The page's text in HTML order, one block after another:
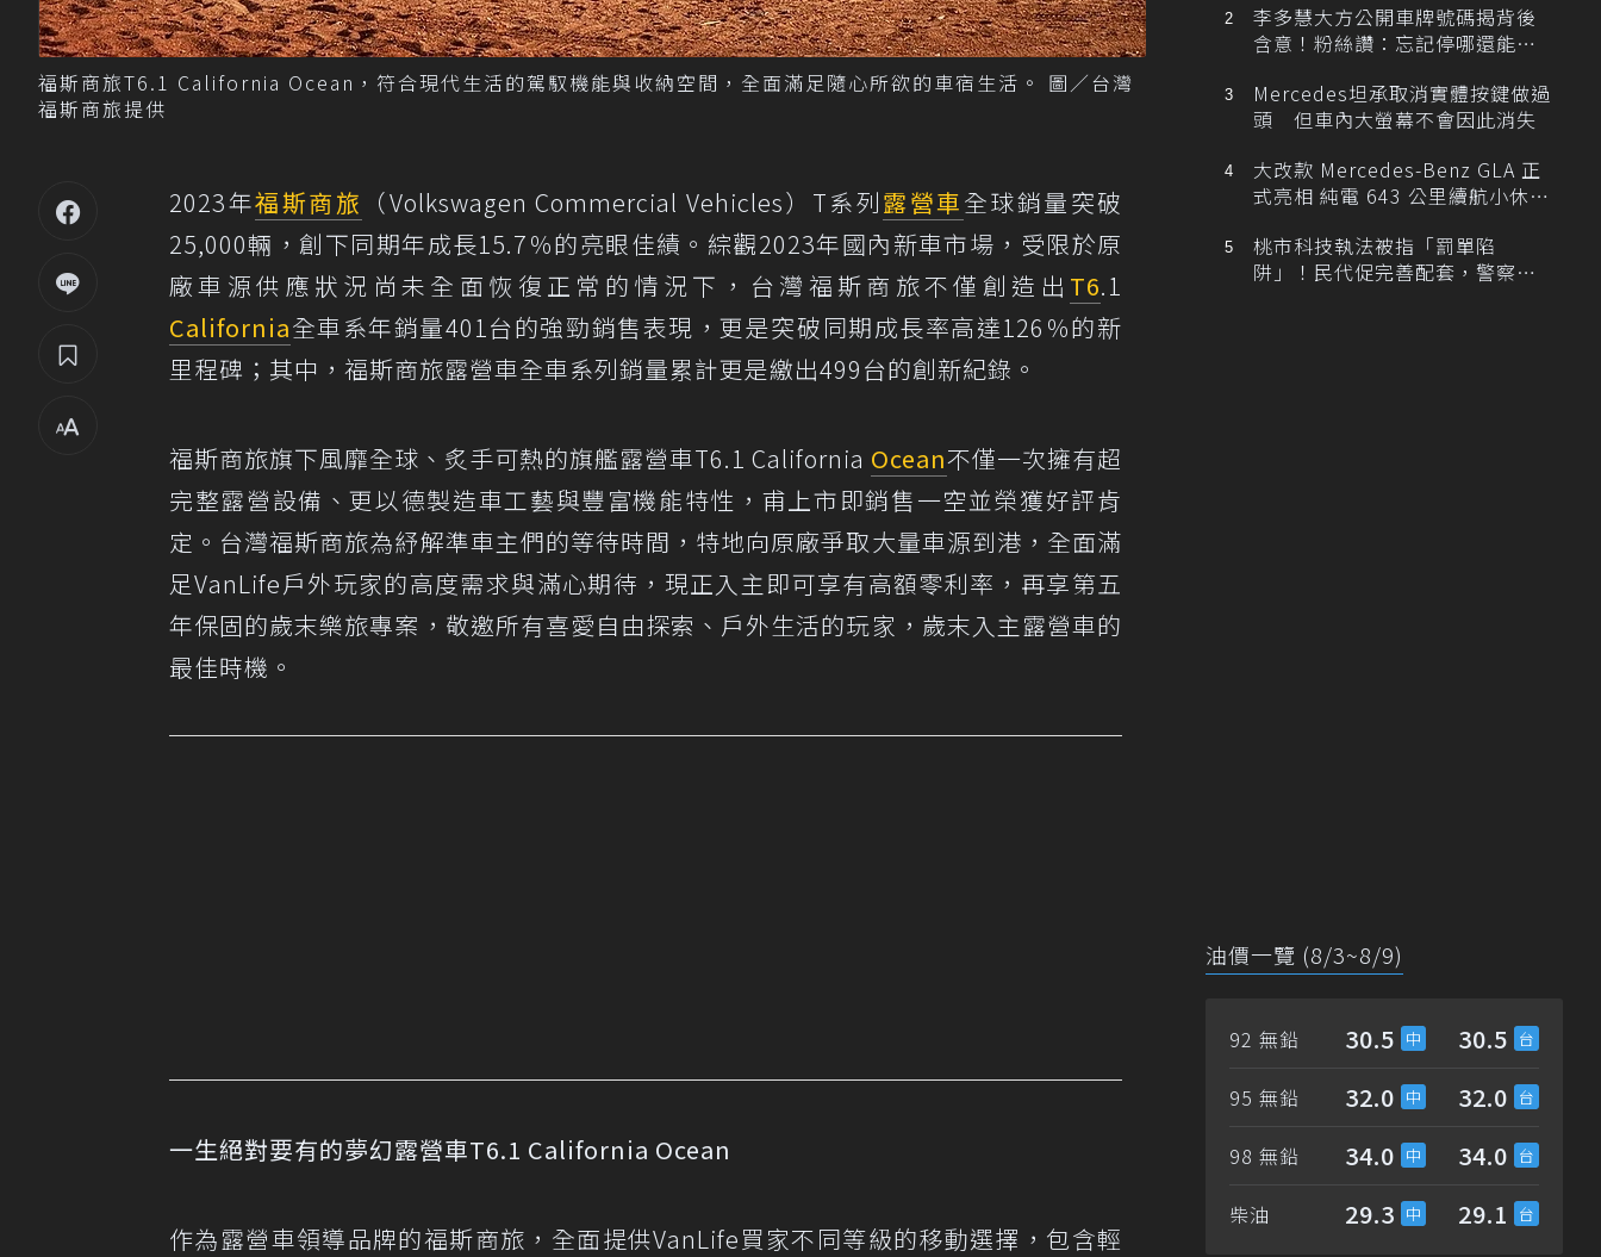
福斯商旅T6.1 California Ocean，符合現代生活的駕馭機能與收納空間，全面滿足隨心所欲的車宿生活。 圖／台灣
福斯商旅提供
2023年福斯商旅 （Volkswagen Commercial Vehicles）T系列露營車全球銷量突破
25,000輛，創下同期年成長15.7％的亮眼佳績。綜觀2023年國內新車市場，受限於原
廠車源供應狀況尚未全面恢復正常的情況下，台灣福斯商旅不僅創造出 T6.1
California全車系年銷量401台的強勁銷售表現，更是突破同期成長率高達126％的新
里程碑；其中，福斯商旅露營車全車系列銷量累計更是繳出499台的創新紀錄。
福斯商旅旗下風靡全球、炙手可熱的旗艦露營車T6.1 California Ocean不僅一次擁有超
完整露營設備、更以德製造車工藝與豐富機能特性，甫上市即銷售一空並榮獲好評肯
定。台灣福斯商旅為紓解準車主們的等待時間，特地向原廠爭取大量車源到港，全面滿
足VanLife戶外玩家的高度需求與滿心期待，現正入主即可享有高額零利率，再享第五
年保固的歲末樂旅專案，敬邀所有喜愛自由探索、戶外生活的玩家，歲末入主露營車的
最佳時機。
一生絕對要有的夢幻露營車T6.1 California Ocean
作為露營車領導品牌的福斯商旅，全面提供VanLife買家不同等級的移動選擇，包含輕
李多慧大方公開車牌號碼揭背後
含意！粉絲讚：忘記停哪還能幫
Mercedes坦承取消實體按鍵做過
頭 但車內大螢幕不會因此消失
大改款 Mercedes-Benz GLA 正
式亮相 純電 643 公里續航小休
桃市科技執法被指「罰單陷
阱」！民代促完善配套，警察局
油價一覽 (8/3~8/9)
92 無鉛 30.5 30.5
95 無鉛 32.0 32.0
98 無鉛 34.0 34.0
柴油 29.3 29.1